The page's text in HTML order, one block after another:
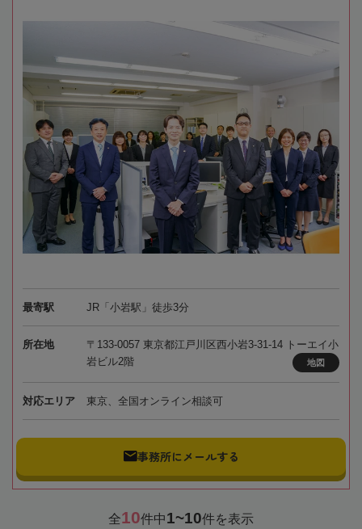
最寄駅 JR「小岩駅」徒歩3分
所在地
〒133-0057 東京都江戸川区西小岩3-31-14 トーエイ小
岩ビル2階
地図
対応エリア 東京、全国オンライン相談可
事務所にメールする
全10件中1~10件を表示